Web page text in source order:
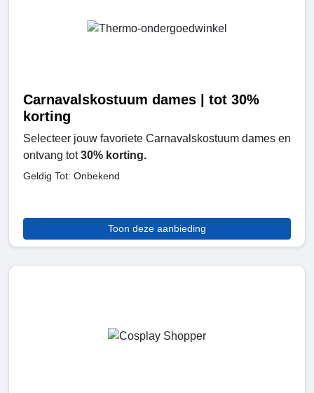
Carnavalskostuum dames | tot 30%
korting
Selecteer jouw favoriete Carnavalskostuum dames en
ontvang tot30% korting.
Geldig Tot: Onbekend
Toon deze aanbieding